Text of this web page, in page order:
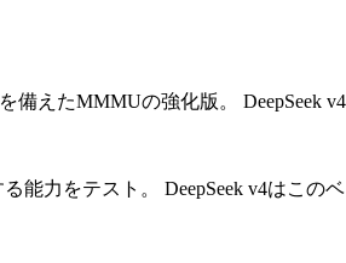
備えたMMMUの強化版。
DeepSeek
能力をテスト。
DeepSeek v4はこの